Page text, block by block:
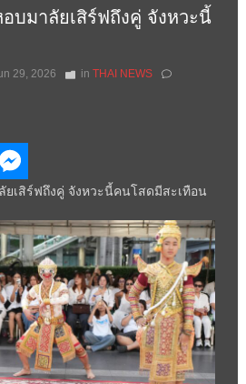
บมาลัยเสิร์ฟถึงคู่ จังหวะนี้
29, 2026 in THAI NEWS
เสิร์ฟถึงคู่ จังหวะนี้คนโสดมีสะเทือน